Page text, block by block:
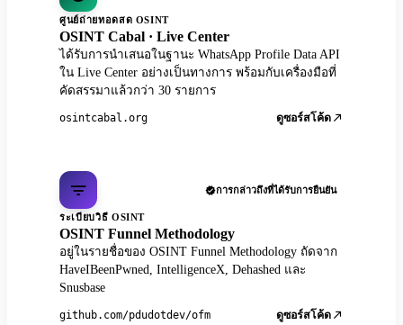
ศูนย์ถ่ายทอดสด OSINT
OSINT Cabal · Live Center
ได้รับการนำเสนอในฐานะ WhatsApp Profile Data API
ใน Live Center อย่างเป็นทางการ พร้อมกับเครื่องมือที่
คัดสรรมาแล้วกว่า 30 รายการ
osintcabal.org ดูซอร์สโค้ด
การกล่าวถึงที่ได้รับการยืนยัน
ระเบียบวิธี OSINT
OSINT Funnel Methodology
อยู่ในรายชื่อของ OSINT Funnel Methodology ถัดจาก
HaveIBeenPwned, IntelligenceX, Dehashed และ
Snusbase
github.com/pdudotdev/ofm ดูซอร์สโค้ด